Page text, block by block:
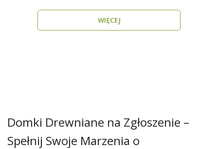
WIĘCEJ
Domki Drewniane na Zgłoszenie –
Spełnij Swoje Marzenia o